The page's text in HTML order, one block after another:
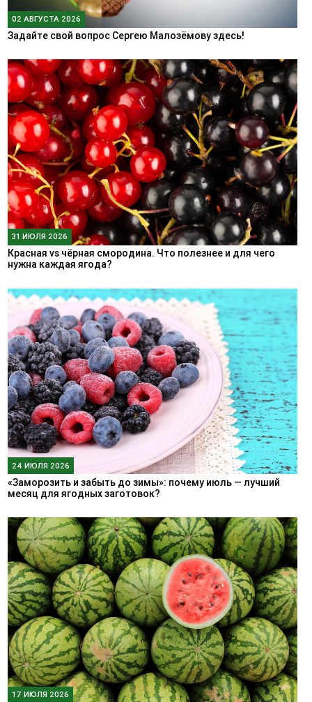
02 АВГУСТА 2026
Задайте свой вопрос Сергею Малозёмову здесь!
31 ИЮЛЯ 2026
Красная vs чёрная смородина. Что полезнее и для чего
нужна каждая ягода?
24 ИЮЛЯ 2026
«Заморозить и забыть до зимы»: почему июль — лучший
месяц для ягодных заготовок?
17 ИЮЛЯ 2026